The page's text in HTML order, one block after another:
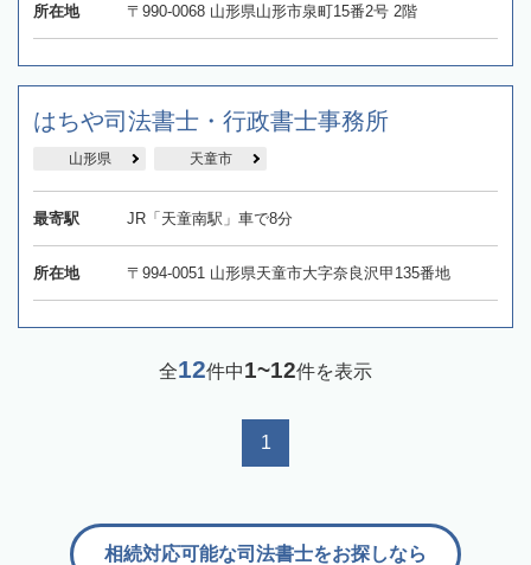
所在地 〒990-0068 山形県山形市泉町15番2号 2階
はちや司法書士・行政書士事務所
山形県 天童市
最寄駅 JR「天童南駅」車で8分
所在地 〒994-0051 山形県天童市大字奈良沢甲135番地
全12件中1~12件を表示
1
相続対応可能な司法書士をお探しなら